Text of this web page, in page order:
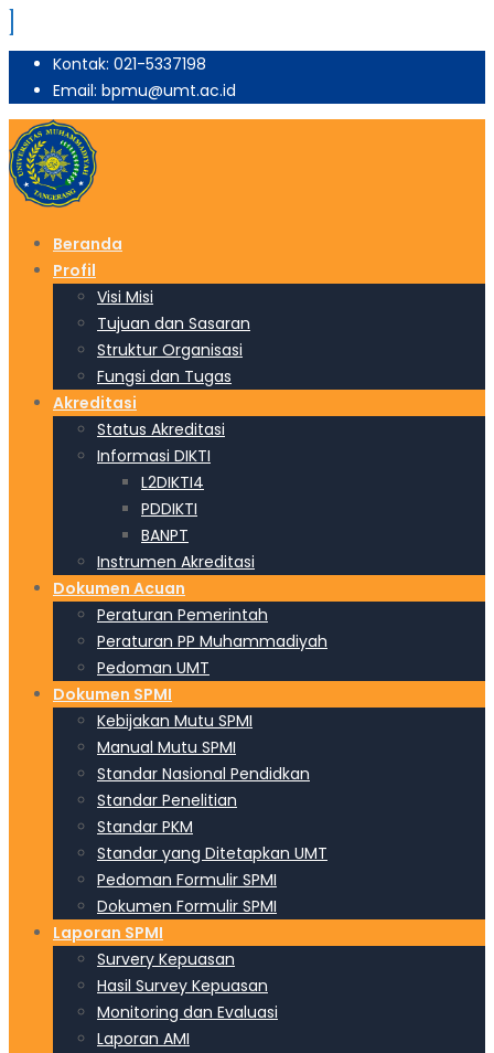
Kontak: 021-5337198
Email: bpmu@umt.ac.id
Beranda
Profil
Visi Misi
Tujuan dan Sasaran
Struktur Organisasi
Fungsi dan Tugas
Akreditasi
Status Akreditasi
Informasi DIKTI
L2DIKTI4
PDDIKTI
BANPT
Instrumen Akreditasi
Dokumen Acuan
Peraturan Pemerintah
Peraturan PP Muhammadiyah
Pedoman UMT
Dokumen SPMI
Kebijakan Mutu SPMI
Manual Mutu SPMI
Standar Nasional Pendidkan
Standar Penelitian
Standar PKM
Standar yang Ditetapkan UMT
Pedoman Formulir SPMI
Dokumen Formulir SPMI
Laporan SPMI
Survery Kepuasan
Hasil Survey Kepuasan
Monitoring dan Evaluasi
Laporan AMI